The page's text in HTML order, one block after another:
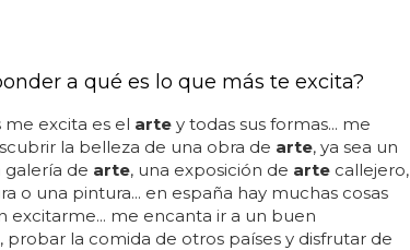
a qué es lo que más te excita?
me excita es el artey todas sus formas... me
la belleza de una obra de arte, ya sea un
galería de arte, una exposición de artecallejero,
o una pintura... en españa hay muchas cosas
excitarme... me encanta ir a un buen
probar la comida de otros países y disfrutar de